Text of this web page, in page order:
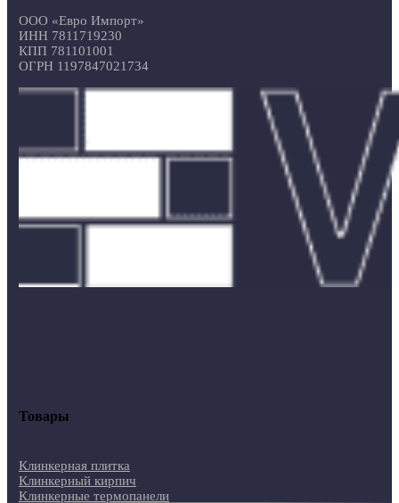
ООО «Евро Импорт»
ИНН 7811719230
КПП 781101001
ОГРН 1197847021734
Товары
Клинкерная плитка
Клинкерный кирпич
Клинкерные термопанели